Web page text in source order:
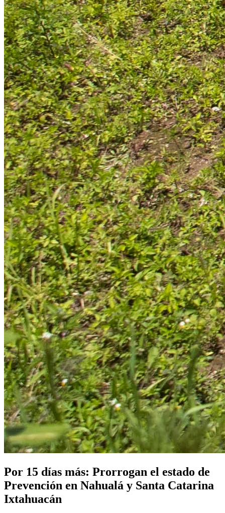
Por 15 días más: Prorrogan el estado de
Prevención en Nahualá y Santa Catarina
Ixtahuacán